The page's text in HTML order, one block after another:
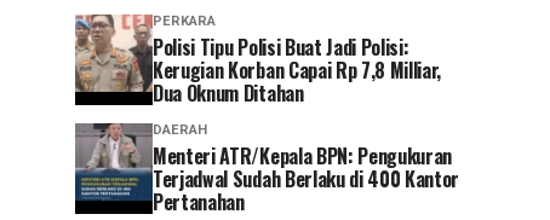
PERKARA
Polisi Tipu Polisi Buat Jadi Polisi:
Kerugian Korban Capai Rp 7,8 Milliar,
Dua Oknum Ditahan
DAERAH
Menteri ATR/Kepala BPN: Pengukuran
Terjadwal Sudah Berlaku di 400 Kantor
Pertanahan